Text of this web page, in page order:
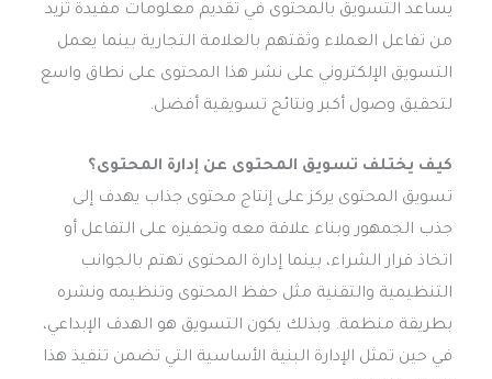
يساعد التسويق بالمحتوى في تقديم معلومات مفيدة تزيد
من تفاعل العملاء وثقتهم بالعلامة التجارية بينما يعمل
التسويق الإلكتروني على نشر هذا المحتوى على نطاق واسع
لتحقيق وصول أكبر ونتائج تسويقية أفضل.
كيف يختلف تسويق المحتوى عن إدارة المحتوى؟
تسويق المحتوى يركز على إنتاج محتوى جذاب يهدف إلى
جذب الجمهور وبناء علاقة معه وتحفيزه على التفاعل أو
اتخاذ قرار الشراء، بينما إدارة المحتوى تهتم بالجوانب
التنظيمية والتقنية مثل حفظ المحتوى وتنظيمه ونشره
بطريقة منظمة. وبذلك يكون التسويق هو الهدف الإبداعي،
في حين تمثل الإدارة البنية الأساسية التي تضمن تنفيذ هذا